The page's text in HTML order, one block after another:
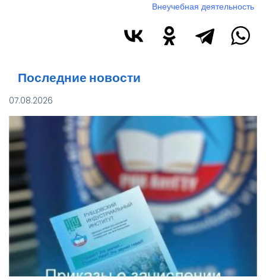
Внеучебная деятельность
Последние новости
07.08.2026